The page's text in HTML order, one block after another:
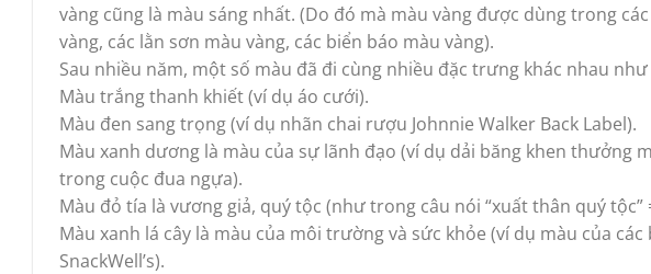
vàng cũng là màu sáng nhất. (Do đó mà màu vàng được dùng trong
vàng, các lằn sơn màu vàng, các biển báo màu vàng).
Sau nhiều năm, một số màu đã đi cùng nhiều đặc trưng khác nhau
Màu trắng thanh khiết (ví dụ áo cưới).
Màu đen sang trọng (ví dụ nhãn chai rượu Johnnie Walker Back Label).
Màu xanh dương là màu của sự lãnh đạo (ví dụ dải băng khen thưởng
trong cuộc đua ngựa).
Màu đỏ tía là vương giả, quý tộc (như trong câu nói “xuất thân quý tộc”
Màu xanh lá cây là màu của môi trường và sức khỏe (ví dụ màu của
SnackWell’s).